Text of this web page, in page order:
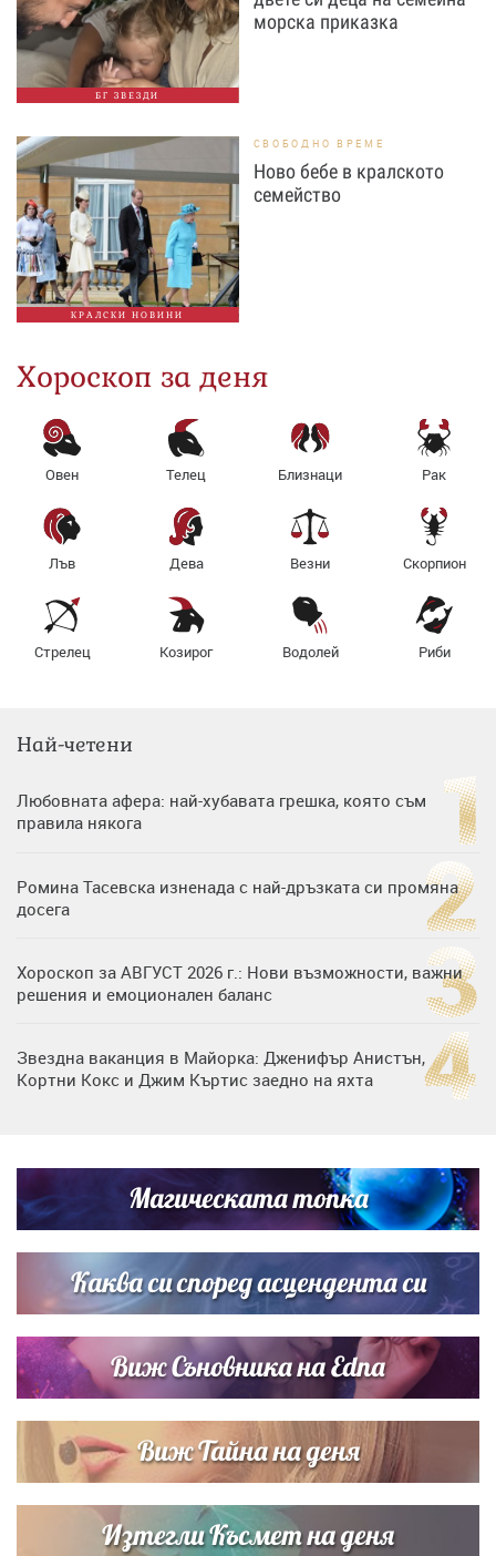
БГ ЗВЕЗДИ
морска приказка
КРАЛСКИ НОВИНИ
СВОБОДНО ВРЕМЕ
Ново бебе в кралското
семейство
Хороскоп за деня
Овен Телец Близнаци Рак
Лъв Дева Везни Скорпион
Стрелец Козирог Водолей Риби
Най-четени
Любовната афера: най-хубавата грешка, която съм
правила някога
Ромина Тасевска изненада с най-дръзката си промяна
досега
Хороскоп за АВГУСТ 2026 г.: Нови възможности, важни
решения и емоционален баланс
Звездна ваканция в Майорка: Дженифър Анистън,
Кортни Кокс и Джим Къртис заедно на яхта
си деца на семейна морска приказка
Дъщерята на Тодор Батков вдигна сватба, Стоичков и
Братя Аргирови я изненадаха с песен
Магическата топка
Каква си според асцендента си
Виж Съновника на Edna
Виж Тайна на деня
Изтегли Късмет на деня